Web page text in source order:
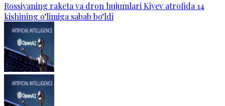
Rossiyaning raketa va dron hujumlari Kiyev atrofida 14
kishining o‘limiga sabab bo‘ldi